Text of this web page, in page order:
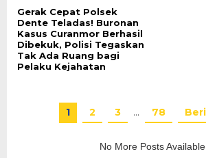
Gerak Cepat Polsek
Dente Teladas! Buronan
Kasus Curanmor Berhasil
Dibekuk, Polisi Tegaskan
Tak Ada Ruang bagi
Pelaku Kejahatan
1 2 3 … 78
No More Posts Available.